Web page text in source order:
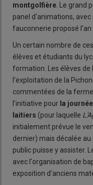
montgolfière . Le grand
panel d'animations,
fauconnerie proposé l'an
Un certain nombre de
élèves et étudiants du
formation. Les élèves de
l'exploitation de la
commentées de la
l'initiative pour la
laitiers (pour laquelle
initialement prévue le
dernier) mais décalée
public puisse y assister.
avec l'organisation de
exposition d'anciens